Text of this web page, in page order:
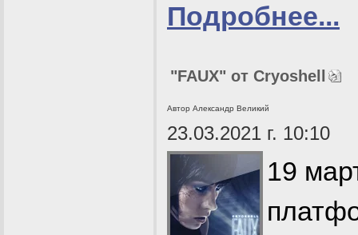
Подробнее...
"FAUX" от Cryoshell
Автор Александр Великий
23.03.2021 г. 10:10
19